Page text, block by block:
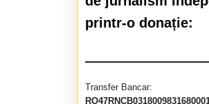
printr-o donație:
Transfer Bancar: